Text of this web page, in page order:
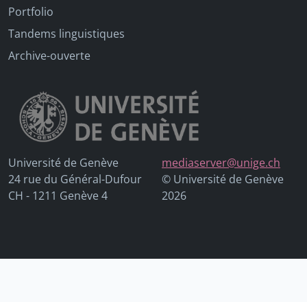
Portfolio
Tandems linguistiques
Archive-ouverte
Université de Genève
24 rue du Général-Dufour
CH - 1211 Genève 4
mediaserver@unige.ch
© Université de Genève
2026